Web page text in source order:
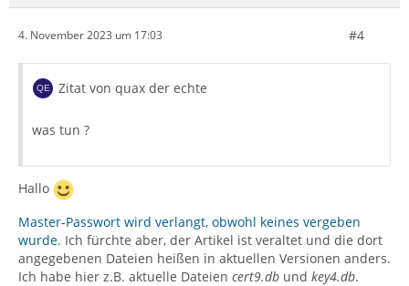
4. November 2023 um 17:03 #4
Zitat von quax der echte
was tun ?
Hallo
Master-Passwort wird verlangt, obwohl keines vergeben
wurde. Ich fürchte aber, der Artikel ist veraltet und die dort
angegebenen Dateien heißen in aktuellen Versionen anders.
Ich habe hier z.B. aktuelle Dateien cert9.db und key4.db.